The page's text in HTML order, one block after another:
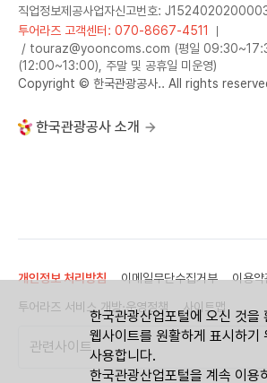
직업정보제공사업자신고번호:
투어라즈 고객센터: 070-8667-4511
/ touraz@yooncoms.com (평일
(12:00~13:00), 주말 및 공휴일 미운영)
Copyright © 한국관광공사.. All rights
한국관광공사 소개
개인정보 처리방침 이메일무단수집거부
이용약
투어라즈 서비스 개방·운영정책
사이트맵
한국관광산업포털에 오신 것을
웹사이트를 원활하게 표시하기
사용합니다.
한국관광산업포털을 계속 이용